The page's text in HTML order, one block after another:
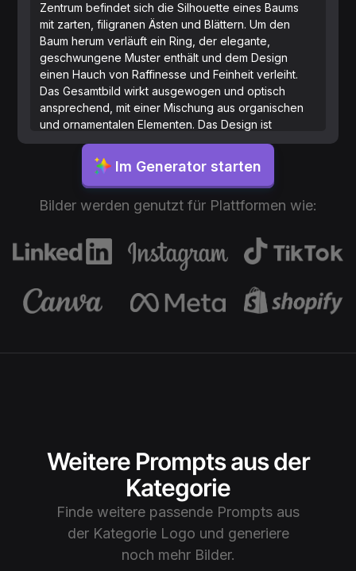
Zentrum befindet sich die Silhouette eines Baums
mit zarten, filigranen Ästen und Blättern. Um den
Baum herum verläuft ein Ring, der elegante,
geschwungene Muster enthält und dem Design
einen Hauch von Raffinesse und Feinheit verleiht.
Das Gesamtbild wirkt ausgewogen und optisch
ansprechend, mit einer Mischung aus organischen
und ornamentalen Elementen. Das Design ist
monochrom und nutzt eine einzige Farbe sowie
negativen Raum zur Schaffung von Tiefe und
Im Generator starten
Bilder werden genutzt für Plattformen wie:
Weitere Prompts aus der
Kategorie
Finde weitere passende Prompts aus
der Kategorie Logo und generiere
noch mehr Bilder.